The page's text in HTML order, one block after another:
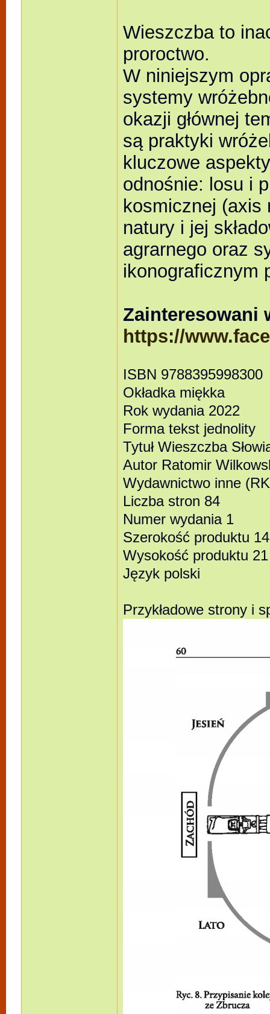
Wieszczba to
proroctwo.
W niniejszym
systemy
okazji głównej
są praktyki
kluczowe
odnośnie: losu i
kosmicznej (axis
natury i jej
agrarnego oraz
ikonograficznym
Zainteresowani
https://
ISBN 9788395998300
Okładka miękka
Rok wydania 2022
Forma tekst jednolity
Tytuł Wieszczba
Autor Ratomir
Wydawnictwo inne
Liczba stron 84
Numer wydania 1
Szerokość produktu
Wysokość produktu
Język polski
Przykładowe strony i